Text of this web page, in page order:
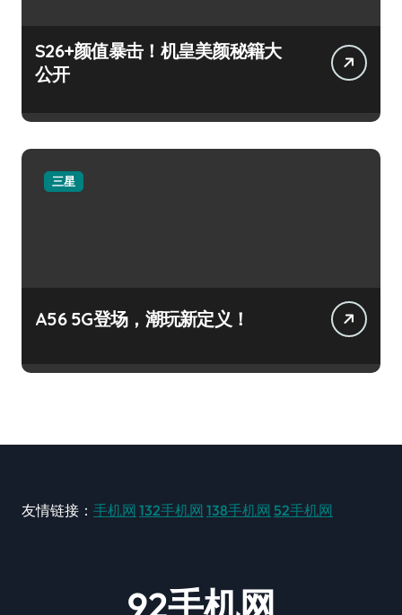
S26+颜值暴击！机皇美颜秘籍大
公开
三星
A56 5G登场，潮玩新定义！
友情链接： 手机网 132手机网 138手机网 52手机网
92手机网